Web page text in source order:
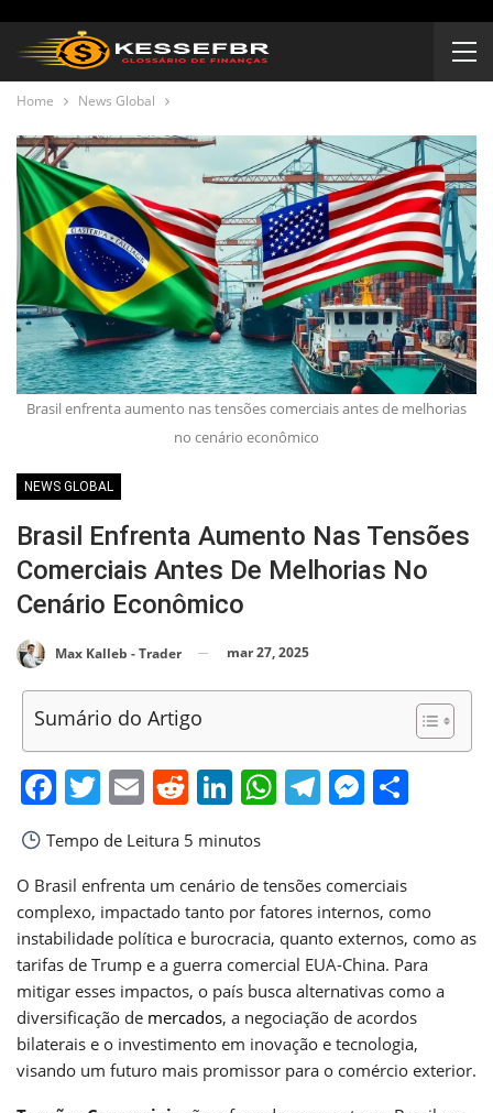
Home News Global
Brasil enfrenta aumento nas tensões comerciais antes de melhorias
no cenário econômico
NEWS GLOBAL
Brasil Enfrenta Aumento Nas Tensões
Comerciais Antes De Melhorias No
Cenário Econômico
Max Kalleb - Trader mar 27, 2025
Sumário do Artigo
Facebook
Twitter
EmailReddit
LinkedIn
WhatsApp
Telegram
Tempo de Leitura 5 minutos
O Brasil enfrenta um cenário de tensões comerciais
complexo, impactado tanto por fatores internos, como
instabilidade política e burocracia, quanto externos, como as
tarifas de Trump e a guerra comercial EUA-China. Para
mitigar esses impactos, o país busca alternativas como a
diversificação de mercados, a negociação de acordos
bilaterais e o investimento em inovação e tecnologia,
visando um futuro mais promissor para o comércio exterior.